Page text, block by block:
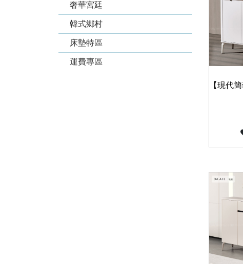
奢華宮廷
韓式鄉村
床墊特區
運費專區